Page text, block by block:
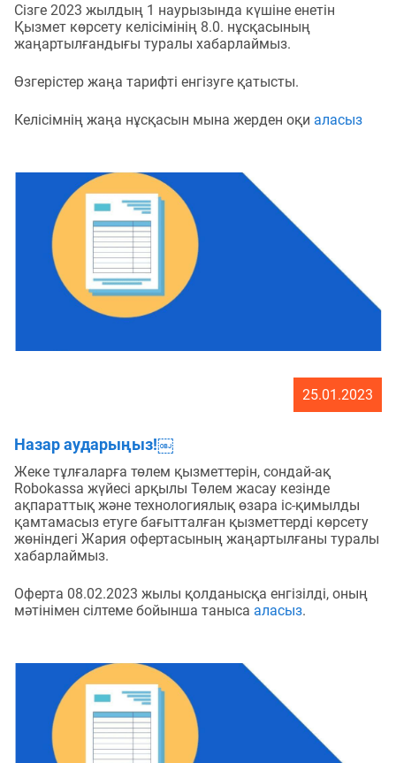
Сізге 2023 жылдың 1 наурызында күшіне енетін
Қызмет көрсету келісімінің 8.0. нұсқасының
жаңартылғандығы туралы хабарлаймыз.
Өзгерістер жаңа тарифті енгізуге қатысты.
Келісімнің жаңа нұсқасын мына жерден оқи аласыз
25.01.2023
Назар аударыңыз!￼
Жеке тұлғаларға төлем қызметтерін, сондай-ақ
Robokassa жүйесі арқылы Төлем жасау кезінде
ақпараттық және технологиялық өзара іс-қимылды
қамтамасыз етуге бағытталған қызметтерді көрсету
жөніндегі Жария офертасының жаңартылғаны туралы
хабарлаймыз.
Оферта 08.02.2023 жылы қолданысқа енгізілді, оның
мәтінімен сілтеме бойынша таныса аласыз.